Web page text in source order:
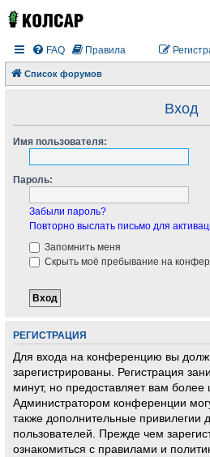
FAQ Правила
Список форумов
Вход
Имя пользователя:
Пароль:
Забыли пароль?
Повторно выслать письмо для
Запомнить меня
Скрыть моё пребывание на
РЕГИСТРАЦИЯ
Для входа на конференцию вы
зарегистрированы. Регистрация
минут, но предоставляет вам
Администратором конференции
также дополнительные привилегии
пользователей. Прежде чем
ознакомиться с правилами и